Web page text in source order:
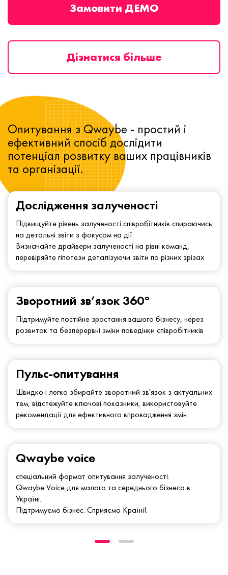
Замовити ДЕМО
Дізнатися більше
Дослідження залученості
Підвищуйте рівень залученості співробітників спираючись
на детальні звіти з фокусом на дії.
Визначайте драйвери залученості на рівні команд,
перевіряйте гіпотези деталізуючи звіти по різних зрізах
Зворотний зв’язок 360°
Підтримуйте постійне зростання вашого бізнесу, через
розвиток та безперервні зміни поведінки співробітників
Опитування з Qwaybe - простий і
ефективний спосіб дослідити
потенціал розвитку ваших працівників
та організації.
Qwaybe voice
спеціальний формат опитування залученості.
Qwaybe Voice для малого та середнього бізнеса в
Україні.
Підтримуємо бізнес. Сприяємо Країні!.
Пульс-опитування
Швидко і легко збирайте зворотний зв'язок з актуальних
тем, відстежуйте ключові показники, використовуйте
рекомендації для ефективного впровадження змін.